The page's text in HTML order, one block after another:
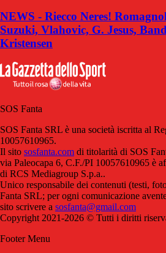
NEWS - Riecco Neres!
Suzuki, Vlahovic, G. Jesus,
Kristensen
SOS Fanta
SOS Fanta SRL è una società iscritta al
10057610965.
Il sito sosfanta.com di titolarità di SOS
via Paleocapa 6, C.F./PI 10057610965 è
di RCS Mediagroup S.p.a..
Unico responsabile dei contenuti (testi,
Fanta SRL; per ogni comunicazione
sito scrivere a sosfanta@gmail.com
Copyright 2021-2026 © Tutti i diritti
Footer Menu